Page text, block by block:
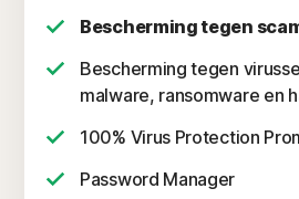
Bescherming tegen
Bescherming tegen
malware, ransomware en
100% Virus Protection
Password Manager